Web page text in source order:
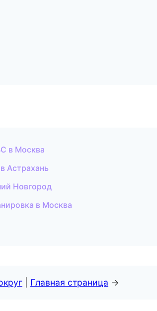
в Москва
Астрахань
Новгород
в Москва
Главная страница →